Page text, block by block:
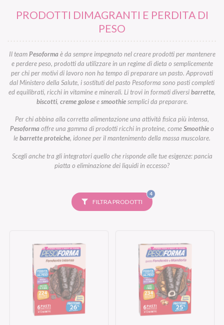
PRODOTTI DIMAGRANTI E PERDITA DI
PESO
Il teamPesoformaè da sempre impegnato nel creare prodotti per mantenere
e perdere peso, prodotti da utilizzare in un regime di dieta o semplicemente
per chi per motivi di lavoro non ha tempo di preparare un pasto. Approvati
dal Ministero della Salute, i sostituti del pasto Pesoforma sono pasti completi
ed equilibrati, ricchi in vitamine e minerali. Li trovi in formati diversibarrette,
biscotti, creme goloseesmoothiesemplici da preparare.
Per chi abbina alla corretta alimentazione una attività fisica più intensa,
Pesoformaoffre una gamma di prodotti ricchi in proteine, comeSmoothieo
lebarrette proteiche, idonee per il mantenimento della massa muscolare.
Scegli anche tra gli integratori quello che risponde alle tue esigenze: pancia
piatta o eliminazione dei liquidi in eccesso?
FILTRA PRODOTTI
4FILTRI
SELEZIONATI